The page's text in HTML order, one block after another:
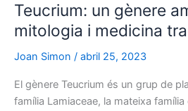
olor
a
Teucrium: un gènere
mitologia i medicina
Joan Simon / abril 25, 2023
El gènere Teucrium és un grup de
família Lamiaceae, la mateixa